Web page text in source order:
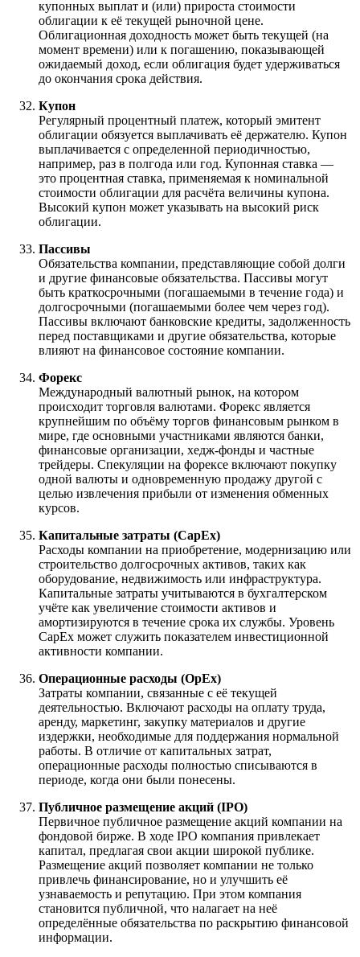
купонных выплат и (или) прироста стоимости
облигации к её текущей рыночной цене.
Облигационная доходность может быть текущей (на
момент времени) или к погашению, показывающей
ожидаемый доход, если облигация будет удерживаться
до окончания срока действия.
Купон
Регулярный процентный платеж, который эмитент
облигации обязуется выплачивать её держателю. Купон
выплачивается с определенной периодичностью,
например, раз в полгода или год. Купонная ставка —
это процентная ставка, применяемая к номинальной
стоимости облигации для расчёта величины купона.
Высокий купон может указывать на высокий риск
облигации.
Пассивы
Обязательства компании, представляющие собой долги
и другие финансовые обязательства. Пассивы могут
быть краткосрочными (погашаемыми в течение года) и
долгосрочными (погашаемыми более чем через год).
Пассивы включают банковские кредиты, задолженность
перед поставщиками и другие обязательства, которые
влияют на финансовое состояние компании.
Форекс
Международный валютный рынок, на котором
происходит торговля валютами. Форекс является
крупнейшим по объёму торгов финансовым рынком в
мире, где основными участниками являются банки,
финансовые организации, хедж-фонды и частные
трейдеры. Спекуляции на форексе включают покупку
одной валюты и одновременную продажу другой с
целью извлечения прибыли от изменения обменных
курсов.
Капитальные затраты (CapEx)
Расходы компании на приобретение, модернизацию или
строительство долгосрочных активов, таких как
оборудование, недвижимость или инфраструктура.
Капитальные затраты учитываются в бухгалтерском
учёте как увеличение стоимости активов и
амортизируются в течение срока их службы. Уровень
CapEx может служить показателем инвестиционной
активности компании.
Операционные расходы (OpEx)
Затраты компании, связанные с её текущей
деятельностью. Включают расходы на оплату труда,
аренду, маркетинг, закупку материалов и другие
издержки, необходимые для поддержания нормальной
работы. В отличие от капитальных затрат,
операционные расходы полностью списываются в
периоде, когда они были понесены.
Публичное размещение акций (IPO)
Первичное публичное размещение акций компании на
фондовой бирже. В ходе IPO компания привлекает
капитал, предлагая свои акции широкой публике.
Размещение акций позволяет компании не только
привлечь финансирование, но и улучшить её
узнаваемость и репутацию. При этом компания
становится публичной, что налагает на неё
определённые обязательства по раскрытию финансовой
информации.